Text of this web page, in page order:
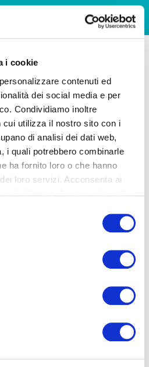
i cookie
contenuti ed
dei social media e per
Condividiamo inoltre
cui utilizza il nostro sito con i
di analisi dei dati web,
i quali potrebbero combinarle
ha fornito loro o che hanno
loro servizi. Acconsenta ai